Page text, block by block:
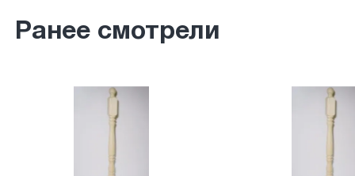
Ранее смотрели